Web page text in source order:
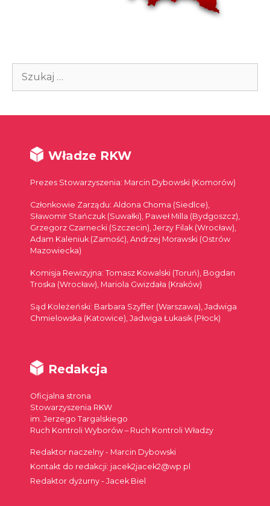
Szukaj:
Władze RKW
Prezes Stowarzyszenia: Marcin Dybowski (Komorów)
Członkowie Zarządu: Aldona Choma (Siedlce),
Sławomir Stańczuk (Suwałki), Paweł Milla (Bydgoszcz),
Grzegorz Czarnecki (Szczecin), Jerzy Filak (Wrocław),
Adam Kaleniuk (Zamość), Andrzej Morawski (Ostrów
Mazowiecka)
Komisja Rewizyjna: Tomasz Kowalski (Toruń), Bogdan
Troska (Wrocław), Mariola Gwizdała (Kraków)
Sąd Koleżeński: Barbara Szyffer (Warszawa), Jadwiga
Chmielowska (Katowice), Jadwiga Łukasik (Płock)
Redakcja
Oficjalna strona
Stowarzyszenia RKW
im. Jerzego Targalskiego
Ruch Kontroli Wyborów – Ruch Kontroli Władzy
Redaktor naczelny - Marcin Dybowski
Kontakt do redakcji: jacek2jacek2@wp.pl
Redaktor dyżurny - Jacek Biel